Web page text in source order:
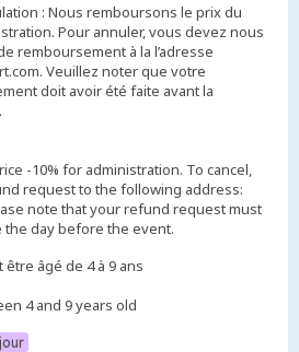
: Nous remboursons le prix du
Pour annuler, vous devez nous
remboursement à la l’adresse
Veuillez noter que votre
doit avoir été faite avant la
-10% for administration. To cancel,
request to the following address:
note that your refund request must
day before the event.
être âgé de 4 à 9 ans
4 and 9 years old